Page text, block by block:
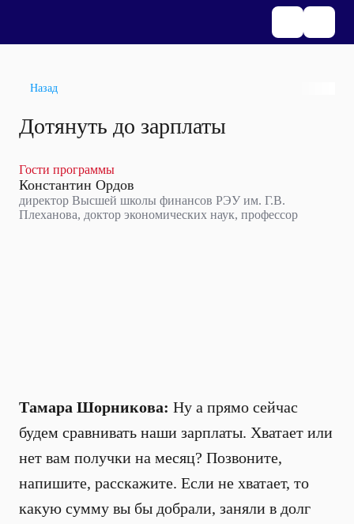
Назад
Дотянуть до зарплаты
Гости программы
Константин Ордов
директор Высшей школы финансов РЭУ им. Г.В.
Плеханова, доктор экономических наук, профессор
Тамара Шорникова: Ну а прямо сейчас
будем сравнивать наши зарплаты. Хватает или
нет вам получки на месяц? Позвоните,
напишите, расскажите. Если не хватает, то
какую сумму вы бы добрали, заняли в долг